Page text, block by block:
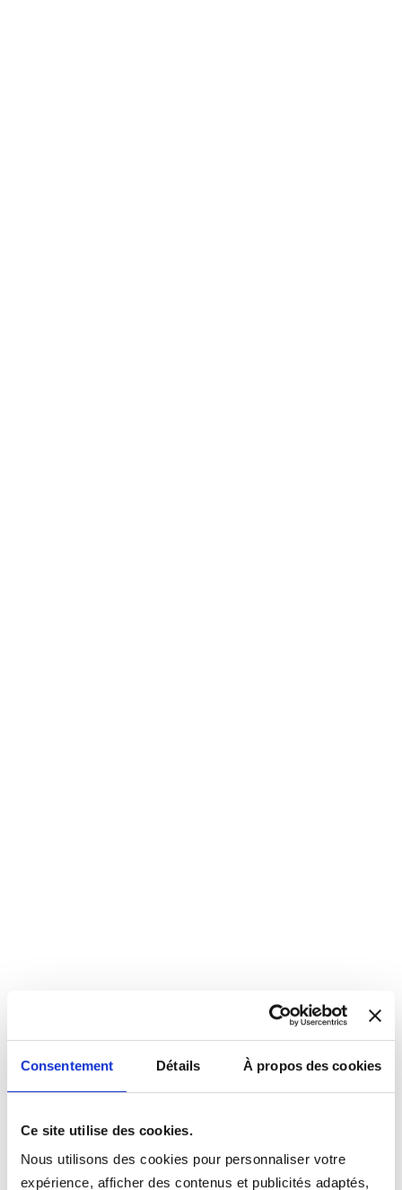
Consentement Détails À propos des cookies
Ce site utilise des cookies.
Nous utilisons des cookies pour personnaliser votre
expérience, afficher des contenus et publicités adaptés,